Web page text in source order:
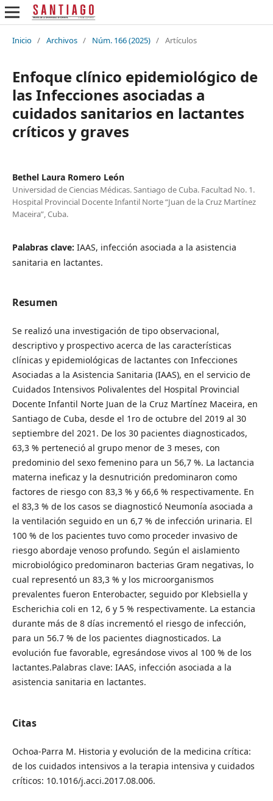
Inicio / Archivos / Núm. 166 (2025) / Artículos
Enfoque clínico epidemiológico de
las Infecciones asociadas a
cuidados sanitarios en lactantes
críticos y graves
Bethel Laura Romero León
Universidad de Ciencias Médicas. Santiago de Cuba. Facultad No. 1.
Hospital Provincial Docente Infantil Norte “Juan de la Cruz Martínez
Maceira”, Cuba.
Palabras clave: IAAS, infección asociada a la asistencia
sanitaria en lactantes.
Resumen
Se realizó una investigación de tipo observacional,
descriptivo y prospectivo acerca de las características
clínicas y epidemiológicas de lactantes con Infecciones
Asociadas a la Asistencia Sanitaria (IAAS), en el servicio de
Cuidados Intensivos Polivalentes del Hospital Provincial
Docente Infantil Norte Juan de la Cruz Martínez Maceira, en
Santiago de Cuba, desde el 1ro de octubre del 2019 al 30
septiembre del 2021. De los 30 pacientes diagnosticados,
63,3 % perteneció al grupo menor de 3 meses, con
predominio del sexo femenino para un 56,7 %. La lactancia
materna ineficaz y la desnutrición predominaron como
factores de riesgo con 83,3 % y 66,6 % respectivamente. En
el 83,3 % de los casos se diagnosticó Neumonía asociada a
la ventilación seguido en un 6,7 % de infección urinaria. El
100 % de los pacientes tuvo como proceder invasivo de
riesgo abordaje venoso profundo. Según el aislamiento
microbiológico predominaron bacterias Gram negativas, lo
cual representó un 83,3 % y los microorganismos
prevalentes fueron Enterobacter, seguido por Klebsiella y
Escherichia coli en 12, 6 y 5 % respectivamente. La estancia
durante más de 8 días incrementó el riesgo de infección,
para un 56.7 % de los pacientes diagnosticados. La
evolución fue favorable, egresándose vivos al 100 % de los
lactantes.Palabras clave: IAAS, infección asociada a la
asistencia sanitaria en lactantes.
Citas
Ochoa-Parra M. Historia y evolución de la medicina crítica:
de los cuidados intensivos a la terapia intensiva y cuidados
críticos: 10.1016/j.acci.2017.08.006.